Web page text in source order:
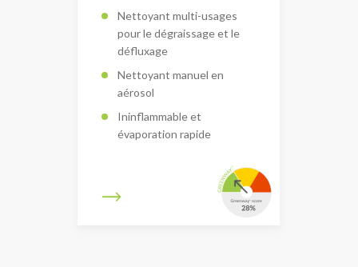
Nettoyant multi-usages
pour le dégraissage et le
défluxage
Nettoyant manuel en
aérosol
Ininflammable et
évaporation rapide